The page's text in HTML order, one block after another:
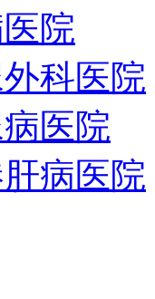
院
科医院
医院
病医院